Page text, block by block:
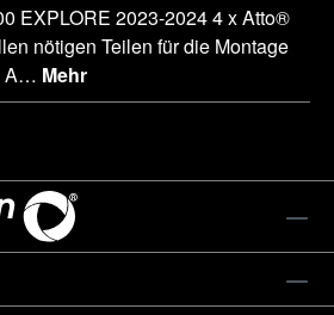
EXPLORE 2023-2024 4 x Atto®
nötigen Teilen für die Montage
A… Mehr